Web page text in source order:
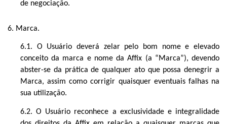
de negociação.
6. Marca.
6.1. O Usuário deverá zelar pelo bom nome e elevado
conceito da marca e nome da Affix (a “Marca”), devendo
abster-se da prática de qualquer ato que possa denegrir a
Marca, assim como corrigir quaisquer eventuais falhas na
sua utilização.
6.2. O Usuário reconhece a exclusividade e integralidade